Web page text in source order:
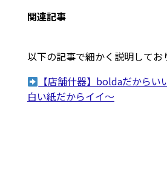
関連記事
以下の記事で細かく説明してお
【店舗什器】boldaだから
白い紙だからイイ～